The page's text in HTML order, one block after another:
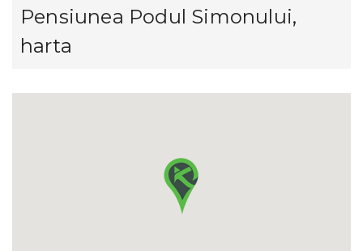
Pensiunea Podul Simonului,
harta